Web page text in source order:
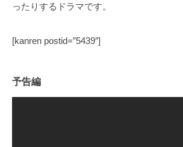
ったりするドラマです。
[kanren postid=”5439″]
予告編